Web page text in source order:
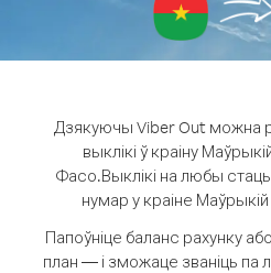
Дзякуючы Viber Out можна
выклікі ў краіну
Фасо.Выклікі на любы
нумар у краіне Маўрыкій
Папоўніце баланс рахунку
план — і зможаце званіць па